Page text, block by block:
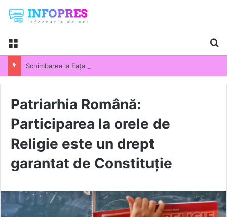
Menu
Patriarhia Română:
Participarea la orele de
Religie este un drept
garantat de Constituție